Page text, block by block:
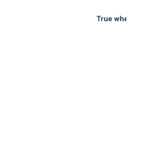
True whey